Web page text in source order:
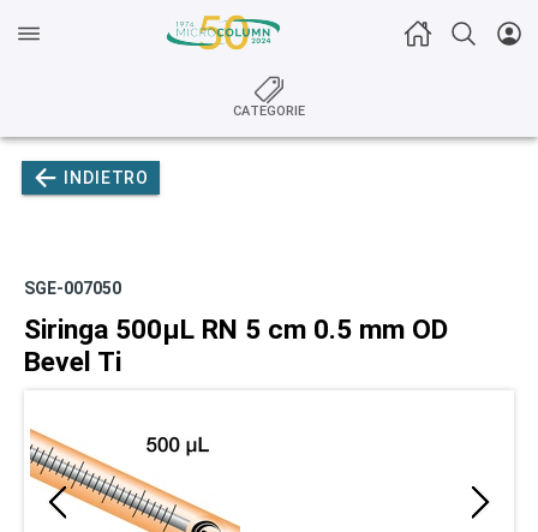
CATEGORIE
INDIETRO
SGE-007050
Siringa 500µL RN 5 cm 0.5 mm OD
Bevel Ti